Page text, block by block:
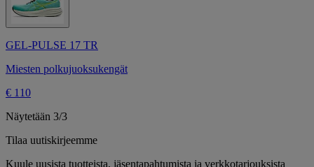
GEL-PULSE 17 TR
Miesten polkujuoksukengät
€ 110
Näytetään 3/3
Tilaa uutiskirjeemme
Kuule uusista tuotteista, jäsentapahtumista ja verkkotarjouksista